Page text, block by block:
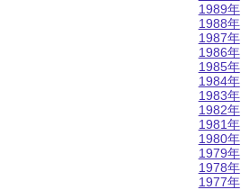
1989年
1988年
1987年
1986年
1985年
1984年
1983年
1982年
1981年
1980年
1979年
1978年
1977年